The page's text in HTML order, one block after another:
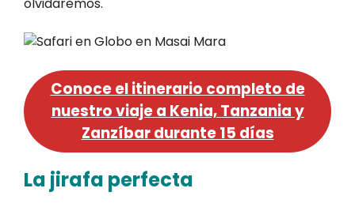
Conoce el itinerario completo de
nuestro viaje a Kenia, Tanzania y
Zanzíbar durante 15 días
La jirafa perfecta